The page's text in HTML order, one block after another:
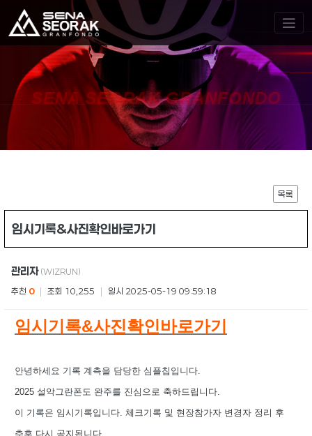
SENA SEORAK GRANFONDO
목록
임시기록&사진확인바로가기
관리자 (WIZRUN)
추천 0 조회 10,255 일시 2025-05-19 09:59:18
임시기록&사진확인바로가기
안녕하세요 기록 계측을 담당한 심플칩입니다.
2025 설악그란폰도 완주를 진심으로 축하드립니다.
이 기록은 임시기록입니다. 체크기록 및 현장참가자 변경자 정리 후
추후 다시 공지됩니다.